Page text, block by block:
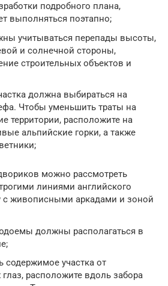
подробного плана,
выполняться поэтапно;
учитываться перепады высоты,
и солнечной стороны,
строительных объектов и
должна выбираться на
Чтобы уменьшить траты на
территории, расположите на
альпийские горки, а также
можно рассмотреть
линиями английского
с живописными аркадами и зоной
должны располагаться в
содержимое участка от
расположите вдоль забора